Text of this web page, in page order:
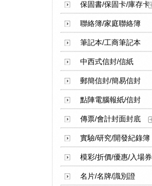
保固書/保固卡/庫存卡
聯絡簿/家庭聯絡簿
筆記本/工商筆記本
中西式信封/信紙
郵簡信封/簡易信封
點陣電腦報紙/信封
傳票/會計封面封底
實驗/研究/開發紀錄簿
模彩/折價/優惠/入場券
名片/名牌/識別證